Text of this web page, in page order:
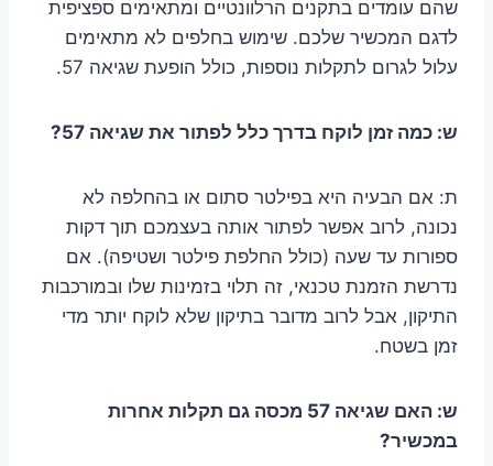
שהם עומדים בתקנים הרלוונטיים ומתאימים ספציפית
לדגם המכשיר שלכם. שימוש בחלפים לא מתאימים
עלול לגרום לתקלות נוספות, כולל הופעת שגיאה 57.
ש: כמה זמן לוקח בדרך כלל לפתור את שגיאה 57?
ת: אם הבעיה היא בפילטר סתום או בהחלפה לא
נכונה, לרוב אפשר לפתור אותה בעצמכם תוך דקות
ספורות עד שעה (כולל החלפת פילטר ושטיפה). אם
נדרשת הזמנת טכנאי, זה תלוי בזמינות שלו ובמורכבות
התיקון, אבל לרוב מדובר בתיקון שלא לוקח יותר מדי
זמן בשטח.
ש: האם שגיאה 57 מכסה גם תקלות אחרות
במכשיר?